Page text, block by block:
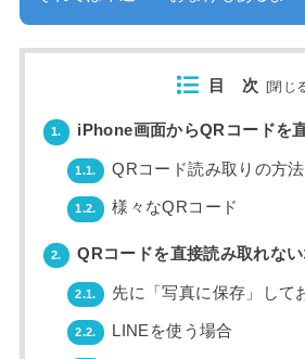
目 次 [閉じ
1. iPhone画面からQRコードを
1.1. QRコード読み取りの方法
1.2. 様々なQRコード
2. QRコードを直接読み取れな
2.1. 先に「写真に保存」して
2.2. LINEを使う場合